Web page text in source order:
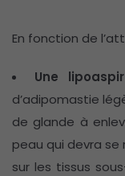
En fonction de
Une
d’adipomastie
de glande à
peau qui devra
sur les tissus